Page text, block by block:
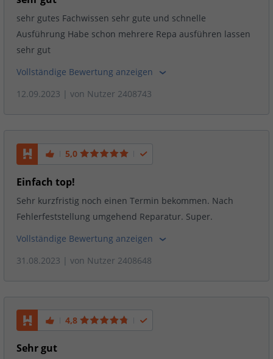
sehr gutes Fachwissen sehr gute und schnelle
Ausführung Habe schon mehrere Repa ausführen lassen
sehr gut
Vollständige Bewertung anzeigen
12.09.2023 | von Nutzer 2408743
5,0
Einfach top!
Sehr kurzfristig noch einen Termin bekommen. Nach
Fehlerfeststellung umgehend Reparatur. Super.
Vollständige Bewertung anzeigen
31.08.2023 | von Nutzer 2408648
4,8
Sehr gut